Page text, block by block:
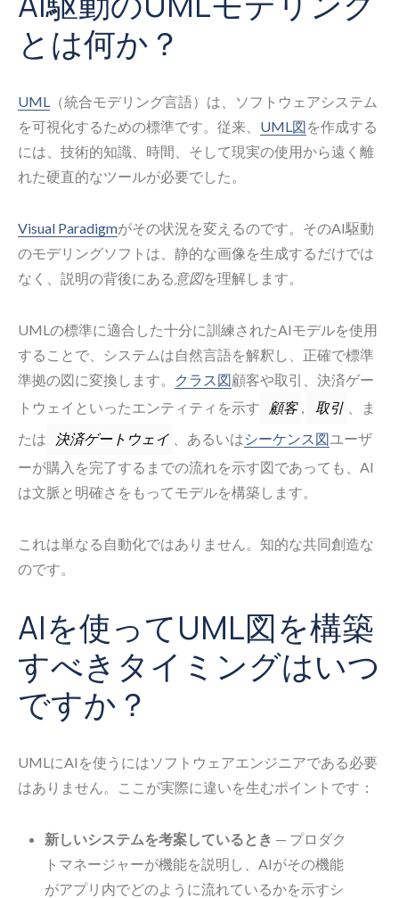
とは何か？
UML （統合モデリング言語）は、ソフトウェアシステム
を可視化するための標準です。従来、 UML図を作成する
には、技術的知識、時間、そして現実の使用から遠く離
れた硬直的なツールが必要でした。
Visual Paradigmがその状況を変えるのです。そのAI駆動
のモデリングソフトは、静的な画像を生成するだけでは
なく、説明の背後にある 意図を理解します。
UMLの標準に適合した十分に訓練されたAIモデルを使用
することで、システムは自然言語を解釈し、正確で標準
準拠の図に変換します。
クラス図顧客や取引、決済ゲー
トウェイといったエンティティを示す
顧客 , 取引
、ま
たは
決済ゲートウェイ 、あるいはシーケンス図ユーザ
ーが購入を完了するまでの流れを示す図であっても、AI
は文脈と明確さをもってモデルを構築します。
これは単なる自動化ではありません。知的な共同創造な
のです。
AIを使ってUML図を構築
すべきタイミングはいつ
ですか？
UMLにAIを使うにはソフトウェアエンジニアである必要
はありません。ここが実際に違いを生むポイントです：
新しいシステムを考案しているとき — プロダク
トマネージャーが機能を説明し、AIがその機能
がアプリ内でどのように流れているかを示すシ